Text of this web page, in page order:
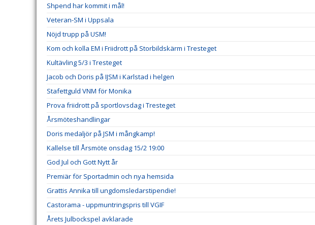
Shpend har kommit i mål!
Veteran-SM i Uppsala
Nöjd trupp på USM!
Kom och kolla EM i Friidrott på Storbildskärm i Tresteget
Kultävling 5/3 i Tresteget
Jacob och Doris på IJSM i Karlstad i helgen
Stafettguld VNM för Monika
Prova friidrott på sportlovsdag i Tresteget
Årsmöteshandlingar
Doris medaljör på JSM i mångkamp!
Kallelse till Årsmöte onsdag 15/2 19:00
God Jul och Gott Nytt år
Premiär för Sportadmin och nya hemsida
Grattis Annika till ungdomsledarstipendie!
Castorama - uppmuntringspris till VGIF
Årets Julbockspel avklarade